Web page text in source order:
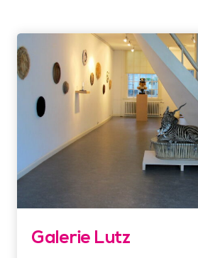
Galerie Lutz